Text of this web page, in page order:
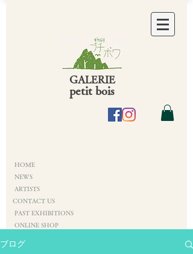
GALERIE
petit bois
HOME
NEWS
ARTISTS
CONTACT US
PAST EXHIBITIONS
ONLINE SHOP
ブログ